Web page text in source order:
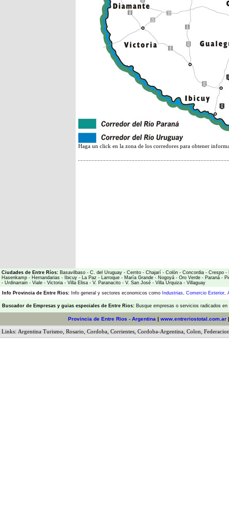
Haga un click en la zona de los corredores para obtener
Ciudades de Entre Ríos: Basavilbaso - C. del Uruguay - Cerrito - Chajarí - Colón - Concordia - Crespo -
Hasenkamp - Hernandarias - Ibicuy - La Paz - Larroque - María Grande - Nogoyá - Oro Verde - Paraná -
- Urdinarrain - Viale - Victoria - Villa Elisa - V. Paranacito - V. San José - Villa Urquiza - Villaguay
Info Provincia de Entre Rios: Info general y sectores economicos como Industrias, Comercio Exterior,
Buscador de Empresas y guias especiales de Entre Rios: Busque empresas o servicios radicados
Provincia de Entre Rios - Argentina | www.entreriostotal.com.ar
Links: Argentina Turismo Rosario Cordoba Corrientes Cordoba-Argentina Colon